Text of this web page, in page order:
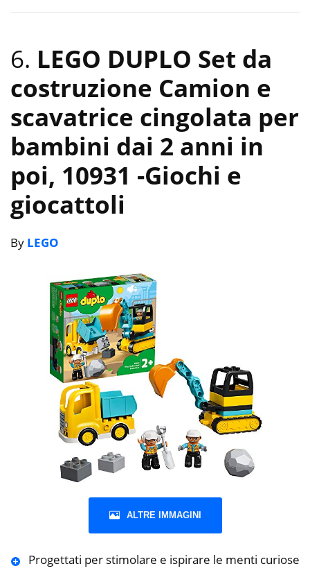
6. LEGO DUPLO Set da
costruzione Camion e
scavatrice cingolata per
bambini dai 2 anni in
poi, 10931 -Giochi e
giocattoli
By LEGO
ALTRE IMMAGINI
Progettati per stimolare e ispirare le menti curiose